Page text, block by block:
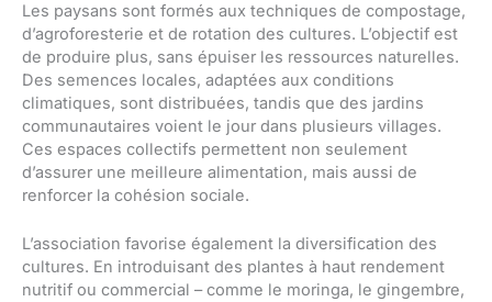
Les paysans sont formés aux techniques de compostage,
d’agroforesterie et de rotation des cultures. L’objectif est
de produire plus, sans épuiser les ressources naturelles.
Des semences locales, adaptées aux conditions
climatiques, sont distribuées, tandis que des jardins
communautaires voient le jour dans plusieurs villages.
Ces espaces collectifs permettent non seulement
d’assurer une meilleure alimentation, mais aussi de
renforcer la cohésion sociale.
L’association favorise également la diversification des
cultures. En introduisant des plantes à haut rendement
nutritif ou commercial – comme le moringa, le gingembre,